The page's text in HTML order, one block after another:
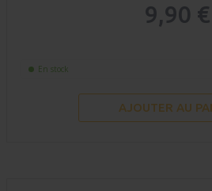
9,90 €
En stock
AJOUTER AU